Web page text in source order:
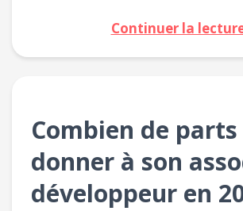
Continuer la
Combien de parts
donner à son
développeur en